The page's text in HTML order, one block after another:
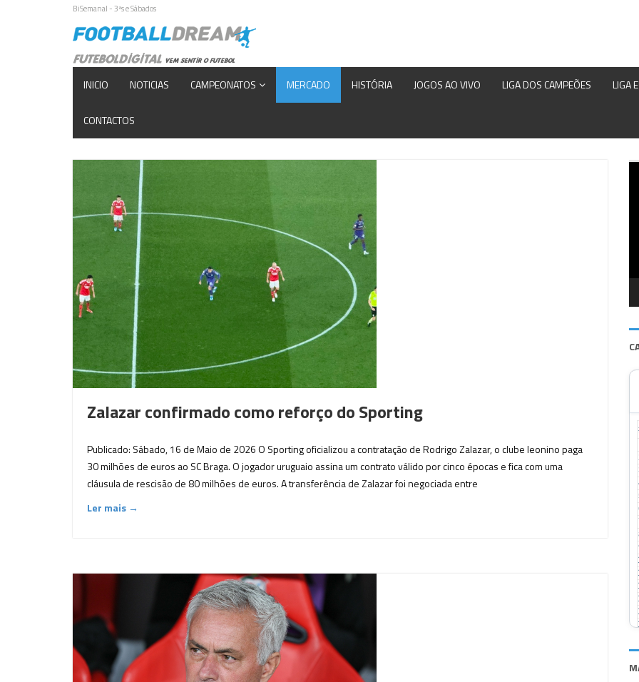
BiSemanal - 3ªs e Sábados
INICIO NOTICIAS CAMPEONATOS MERCADO HISTÓRIA JOGOS AO VIVO LIGA DOS CAMPEÕES LIGA
CONTACTOS
Zalazar confirmado como reforço do Sporting
Publicado: Sábado, 16 de Maio de 2026 O Sporting oficializou a contratação de Rodrigo Zalazar, o clube leonino paga
30 milhões de euros ao SC Braga. O jogador uruguaio assina um contrato válido por cinco épocas e fica com uma
cláusula de rescisão de 80 milhões de euros. A transferência de Zalazar foi negociada entre
Ler mais →